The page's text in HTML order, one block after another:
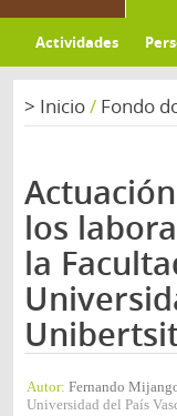
Actividades
> Inicio/ Fondo
los
la
Autor: Fernando
Universidad del País